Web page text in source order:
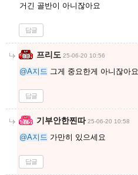
거긴 골반이 아니잖아요
답글
프리도 25-06-20 10:56
@A지드 그게 중요한게 아니잖아요
답글
기부안한찐따 25-06-20 10:58
@A지드 가만히 있으세요
답글